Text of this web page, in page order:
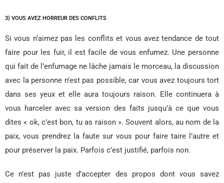
3) VOUS AVEZ HORREUR DES CONFLITS
Si vous n’aimez pas les conflits et vous avez tendance de tout
faire pour les fuir, il est facile de vous enfumez. Une personne
qui fait de l’enfumage ne lâche jamais le morceau, la discussion
avec la personne n’est pas possible, car vous avez toujours tort
dans ses yeux et elle aura toujours raison. Elle continuera à
vous harceler avec sa version des faits jusqu’à ce que vous
dites « ok, c’est bon, tu as raison ». Souvent alors, au nom de la
paix, vous prendrez la faute sur vous pour faire taire l’autre et
pour préserver la paix. Parfois c’est justifié, parfois non.
Ce n’est pas juste d’accepter des propos dont vous savez